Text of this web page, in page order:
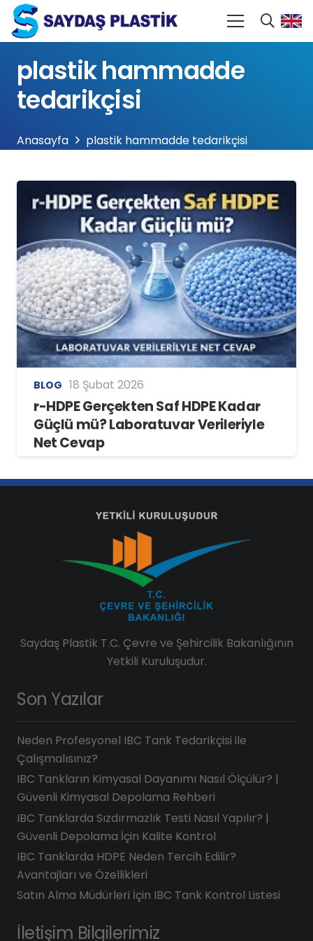
plastik hammadde
tedarikçisi
Anasayfa plastik hammadde tedarikçisi
BLOG 18 Şubat 2026
r-HDPE Gerçekten Saf HDPE Kadar
Güçlü mü? Laboratuvar Verileriyle
Net Cevap
Saydaş Plastik T.C. Çevre ve Şehircilik Bakanlığının
Yetkili Kuruluşudur.
Son Yazılar
Neden Profesyonel IBC Tank Tedarikçisi ile
Çalışmalısınız?
IBC Tankların Kimyasal Dayanımı Nasıl Ölçülür? |
Güvenli Kimyasal Depolama Rehberi
IBC Tanklarda Sızdırmazlık Testi Nasıl Yapılır? |
Güvenli Depolama İçin Kalite Kontrol
IBC Tanklarda HDPE Neden Tercih Edilir?
Avantajları ve Özellikleri
Satın Alma Müdürleri İçin IBC Tank Kontrol Listesi
İletişim Bilgilerimiz